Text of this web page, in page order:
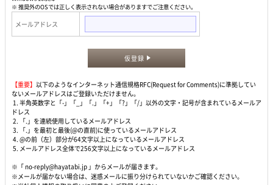
※ 推奨外のOSでは正しく表示されない場合がありますでご注意ください。
メールアドレス
仮登録
【重要】 以下のようなインターネット通信規格RFC(Request for Comments)に準拠してい
ないメールアドレスはご登録いただけません。
1. 半角英数字と「-」「_」「.」「+」「?」「/」以外の文字・記号が含まれているメールア
ドレス
2. 「.」を連続使用しているメールアドレス
3. 「.」を最初と最後(@の直前)に使っているメールアドレス
4. @の前（左）部分が64文字以上になっているメールアドレス
5. メールアドレス全体で256文字以上になっているメールアドレス
※「 no-reply@hayatabi.jp 」からメールが届きます。
※メールが届かない場合は、迷惑メールに振り分けられていないかご確認ください。